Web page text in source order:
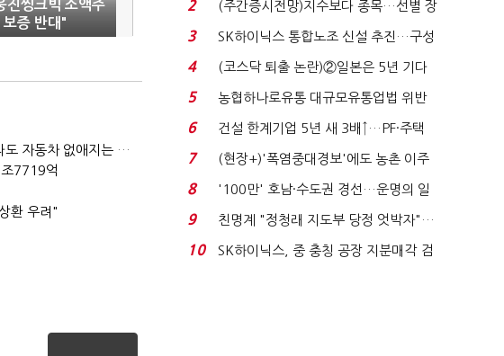
진씽크빅 소액주
증 반대"
(코스닥 퇴출 논란)③이광재 "과속 잡더라도 자동차 없애지는 말아야"
7719억
환 우려"
2
(주간증시전망)지수보다 종목…선별 장
세 이어진다...
3
SK하이닉스 통합노조 신설 추진…구성
원 간 성과급 불...
4
(코스닥 퇴출 논란)②일본은 5년 기다
려주는데 우리는 ...
5
농협하나로유통 대규모유통업법 위반
적발…공정위, 과...
6
건설 한계기업 5년 새 3배↑…PF·주택
침체에 재무 ...
7
(현장+)'폭염중대경보'에도 농촌 이주
노동자는 강행군…'야...
8
'100만' 호남·수도권 경선…운명의 일
주일
9
친명계 "정청래 지도부 당정 엇박자"…
친청계 "신천지 오...
10
SK하이닉스, 중 충칭 공장 지분매각 검